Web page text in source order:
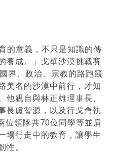
意義，不只是知識的傳
養成。」戈壁沙漠挑戰賽
界、政治、宗教的路跑競
美名的沙漠中前行，才知
親自與林正雄理事長、
長盧智源，以及行戈會執
位領隊共70位同學等並肩
場行走中的教育，讓學生
。